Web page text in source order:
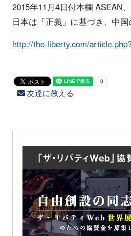
2015年11月4日付本欄 ASEAN
日本は「正義」に基づき、中
http://the-liberty.com/
友達に教える